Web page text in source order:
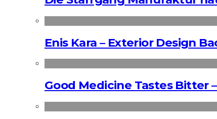
Enis Kara – Exterior Design
Good Medicine Tastes Bitter